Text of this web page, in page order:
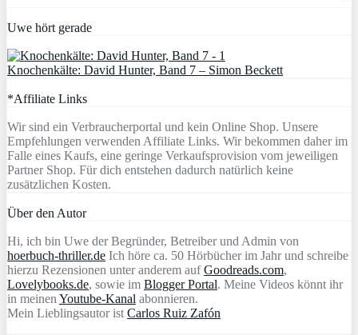
Uwe hört gerade
Knochenkälte: David Hunter, Band 7 – Simon Beckett
*Affiliate Links
Wir sind ein Verbraucherportal und kein Online Shop. Unsere
Empfehlungen verwenden Affiliate Links. Wir bekommen daher im
Falle eines Kaufs, eine geringe Verkaufsprovision vom jeweiligen
Partner Shop. Für dich entstehen dadurch natürlich keine
zusätzlichen Kosten.
Über den Autor
Hi, ich bin Uwe der Begründer, Betreiber und Admin von
hoerbuch-thriller.de Ich höre ca. 50 Hörbücher im Jahr und schreibe
hierzu Rezensionen unter anderem aufGoodreads.com,
Lovelybooks.de, sowie im Blogger Portal. Meine Videos könnt ihr
in meinen Youtube-Kanal abonnieren.
Mein Lieblingsautor ist Carlos Ruiz Zafón